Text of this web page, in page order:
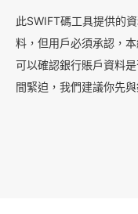
此SWIFT碼工具提供的
料，但用戶必須承認，
可以確認銀行賬戶資料
間緊迫，我們建議你先與